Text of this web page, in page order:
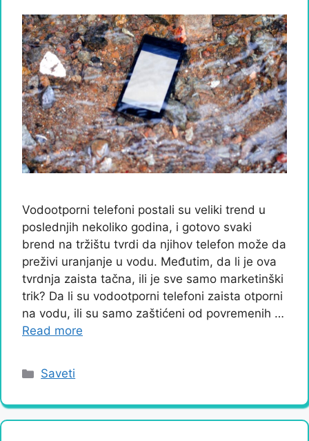
Vodootporni telefoni postali su veliki trend u
poslednjih nekoliko godina, i gotovo svaki
brend na tržištu tvrdi da njihov telefon može da
preživi uranjanje u vodu. Međutim, da li je ova
tvrdnja zaista tačna, ili je sve samo marketinški
trik? Da li su vodootporni telefoni zaista otporni
na vodu, ili su samo zaštićeni od povremenih …
Read more
Categories
Saveti